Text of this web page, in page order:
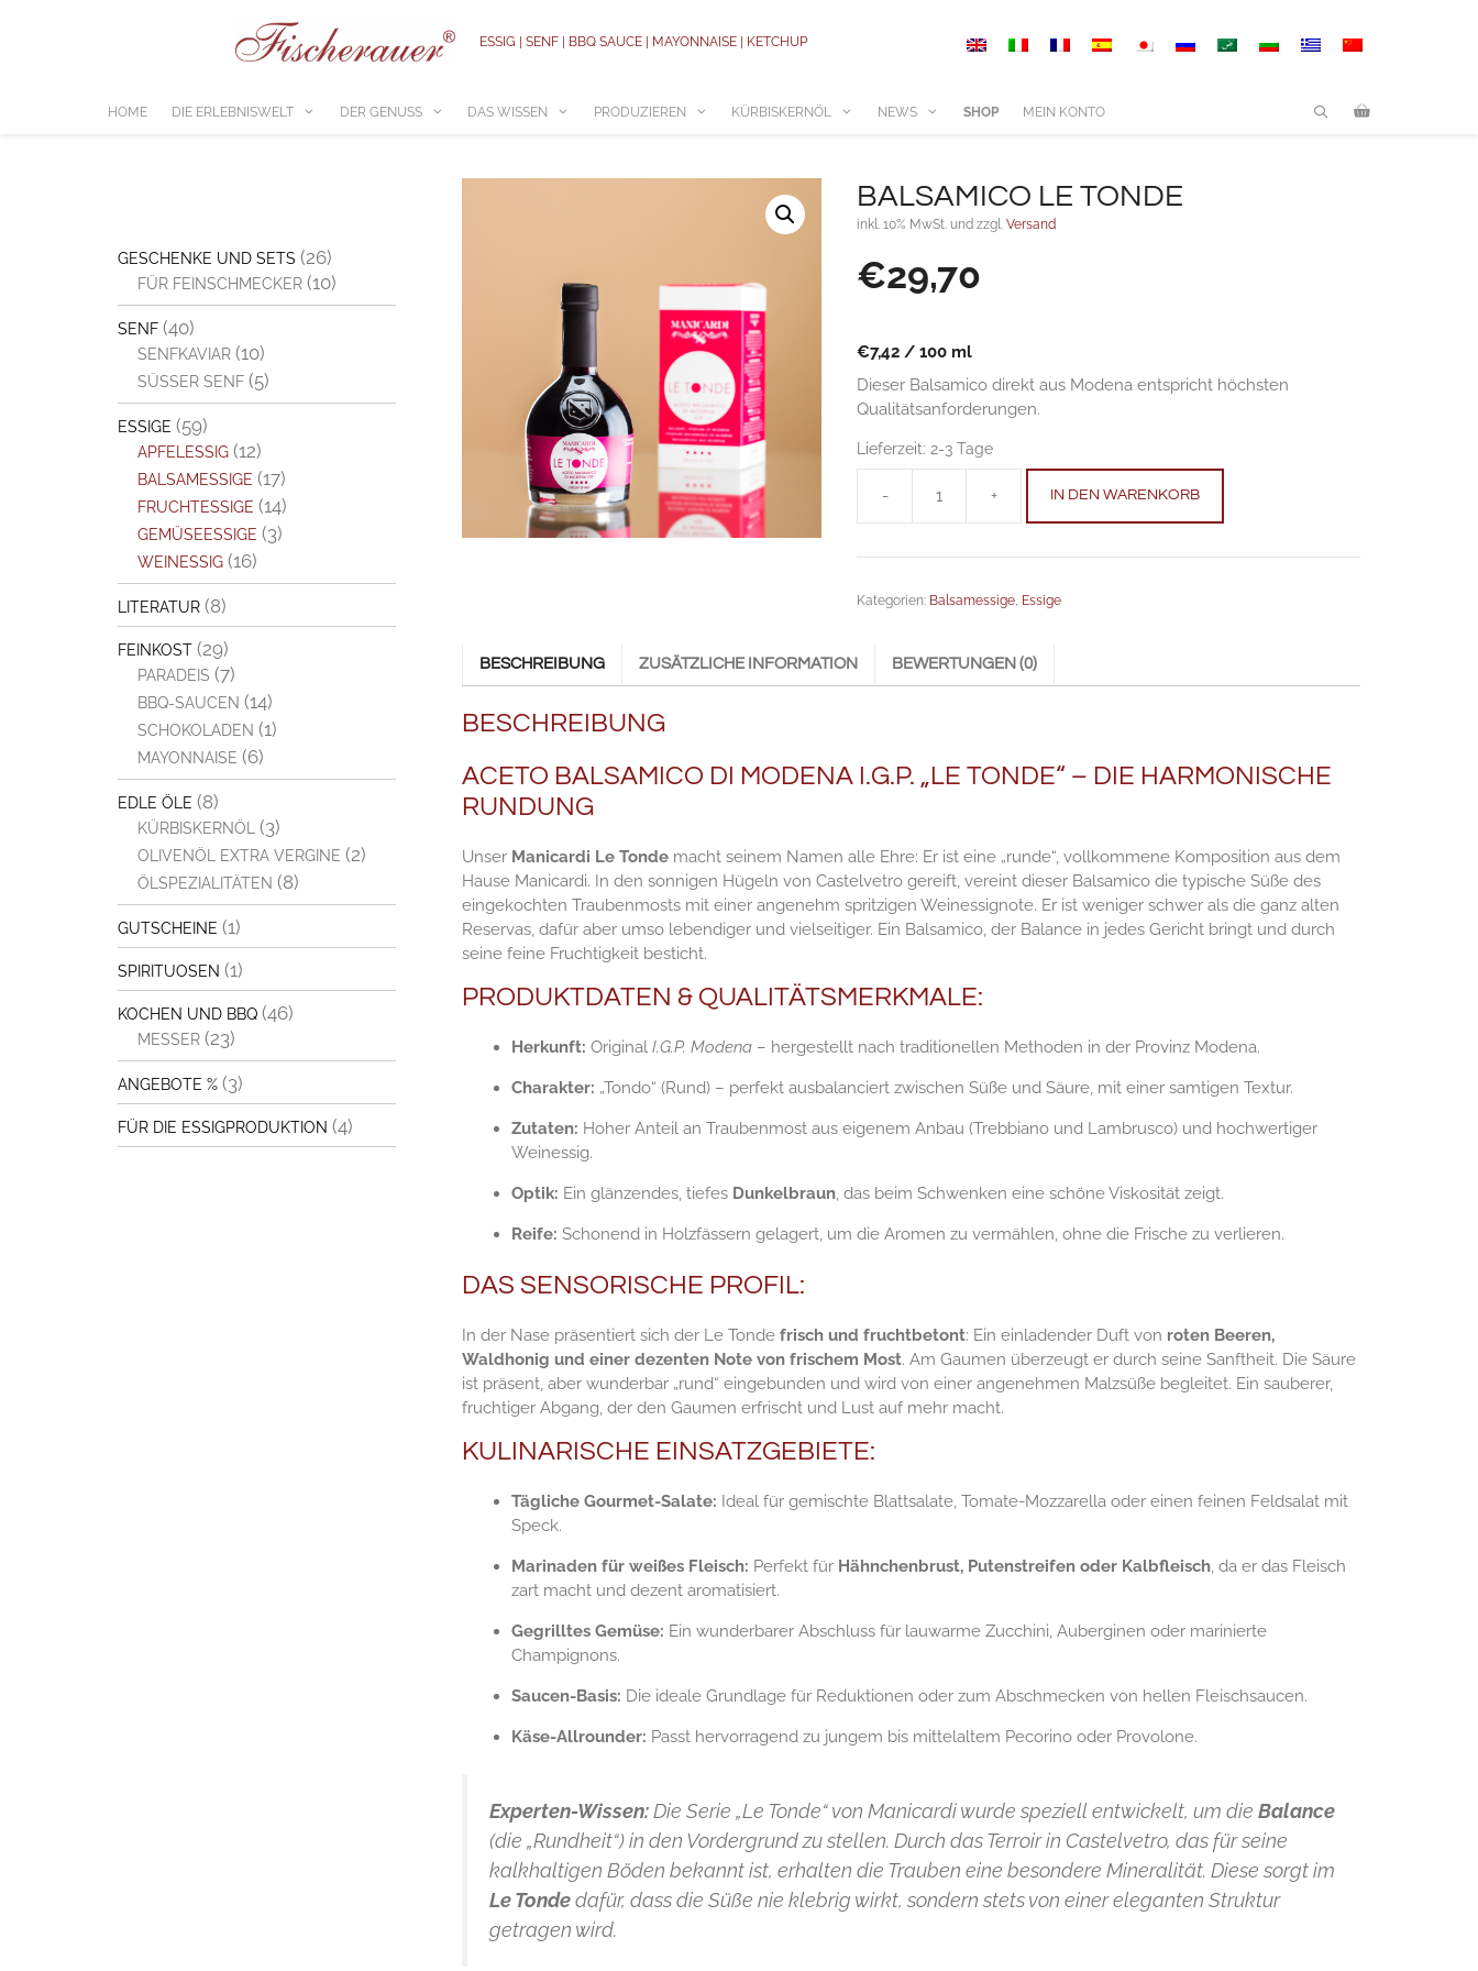
ESSIG | SENF | BBQ SAUCE | MAYONNAISE | KETCHUP
HOME DIE ERLEBNISWELT DER GENUSS DAS WISSEN PRODUZIEREN KÜRBISKERNÖL NEWS SHOP MEIN KONTO
BALSAMICO LE TONDE
inkl. 10% MwSt. und zzgl.Versand
€29,70
€7,42 /100 ml
Dieser Balsamico direkt aus Modena entspricht höchsten
Qualitätsanforderungen.
Lieferzeit: 2-3 Tage
-
Le
Tonde
+ IN DEN WARENKORB
Kategorien: Balsamessige Essige
BESCHREIBUNG ZUSÄTZLICHE INFORMATION BEWERTUNGEN (0)
BESCHREIBUNG
ACETO BALSAMICO DI MODENA I.G.P. „LE TONDE“ – DIE HARMONISCHE
RUNDUNG
Unser Manicardi Le Tondemacht seinem Namen alle Ehre: Er ist eine „runde“, vollkommene Komposition aus dem
Hause Manicardi. In den sonnigen Hügeln von Castelvetro gereift, vereint dieser Balsamico die typische Süße des
eingekochten Traubenmosts mit einer angenehm spritzigen Weinessignote. Er ist weniger schwer als die ganz alten
Reservas, dafür aber umso lebendiger und vielseitiger. Ein Balsamico, der Balance in jedes Gericht bringt und durch
seine feine Fruchtigkeit besticht.
PRODUKTDATEN & QUALITÄTSMERKMALE:
Herkunft: Original I.G.P. Modena– hergestellt nach traditionellen Methoden in der Provinz Modena.
Charakter: „Tondo“ (Rund) – perfekt ausbalanciert zwischen Süße und Säure, mit einer samtigen Textur.
Zutaten: Hoher Anteil an Traubenmost aus eigenem Anbau (Trebbiano und Lambrusco) und hochwertiger
Weinessig.
Optik: Ein glänzendes, tiefes Dunkelbraun, das beim Schwenken eine schöne Viskosität zeigt.
Reife: Schonend in Holzfässern gelagert, um die Aromen zu vermählen, ohne die Frische zu verlieren.
DAS SENSORISCHE PROFIL:
In der Nase präsentiert sich der Le Tonde frisch und fruchtbetont: Ein einladender Duft von roten Beeren,
Waldhonig und einer dezenten Note von frischem Most. Am Gaumen überzeugt er durch seine Sanftheit. Die Säure
ist präsent, aber wunderbar „rund“ eingebunden und wird von einer angenehmen Malzsüße begleitet. Ein sauberer,
fruchtiger Abgang, der den Gaumen erfrischt und Lust auf mehr macht.
KULINARISCHE EINSATZGEBIETE:
Tägliche Gourmet-Salate: Ideal für gemischte Blattsalate, Tomate-Mozzarella oder einen feinen Feldsalat mit
Speck.
Marinaden für weißes Fleisch: Perfekt für Hähnchenbrust, Putenstreifen oder Kalbfleisch, da er das Fleisch
zart macht und dezent aromatisiert.
Gegrilltes Gemüse: Ein wunderbarer Abschluss für lauwarme Zucchini, Auberginen oder marinierte
Champignons.
Saucen-Basis: Die ideale Grundlage für Reduktionen oder zum Abschmecken von hellen Fleischsaucen.
Käse-Allrounder: Passt hervorragend zu jungem bis mittelaltem Pecorino oder Provolone.
Experten-Wissen:Die Serie „Le Tonde“ von Manicardi wurde speziell entwickelt, um die Balance
(die „Rundheit“) in den Vordergrund zu stellen. Durch das Terroir in Castelvetro, das für seine
kalkhaltigen Böden bekannt ist, erhalten die Trauben eine besondere Mineralität. Diese sorgt im
Le Tondedafür, dass die Süße nie klebrig wirkt, sondern stets von einer eleganten Struktur
getragen wird.
GESCHENKE UND SETS (26)
FÜR FEINSCHMECKER (10)
SENF (40)
SENFKAVIAR (10)
SÜSSER SENF (5)
ESSIGE (59)
APFELESSIG (12)
BALSAMESSIGE (17)
FRUCHTESSIGE (14)
GEMÜSEESSIGE (3)
WEINESSIG (16)
LITERATUR (8)
FEINKOST (29)
PARADEIS (7)
BBQ-SAUCEN (14)
SCHOKOLADEN (1)
MAYONNAISE (6)
EDLE ÖLE (8)
KÜRBISKERNÖL (3)
OLIVENÖL EXTRA VERGINE (2)
ÖLSPEZIALITÄTEN (8)
GUTSCHEINE (1)
SPIRITUOSEN (1)
KOCHEN UND BBQ (46)
MESSER (23)
ANGEBOTE % (3)
FÜR DIE ESSIGPRODUKTION (4)